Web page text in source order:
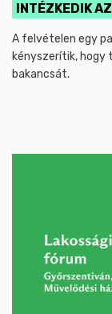
INTÉZKEDIK
A felvételen egy
kényszerítik, hogy
bakancsát.